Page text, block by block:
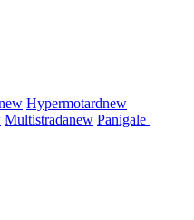
Hypermotardnew
Multistradanew Panigale